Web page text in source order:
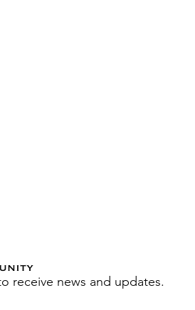
receive news and updates.